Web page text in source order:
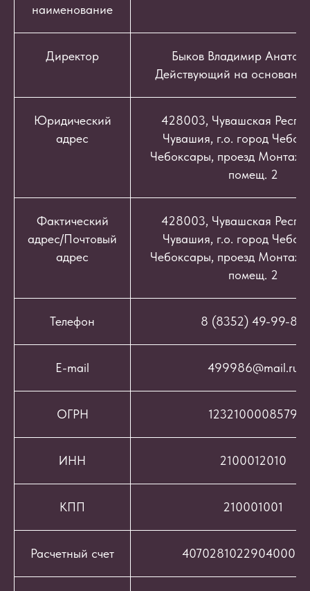
наименование
Директор
Быков Владимир
Действующий на
Юридический
адрес
428003, Чувашская
Чувашия, г.о. город
Чебоксары, проезд
помещ. 2
Фактический
адрес/Почтовый
адрес
428003, Чувашская
Чувашия, г.о. город
Чебоксары, проезд
помещ. 2
Телефон 8 (8352) 49-99-86
E-mail 499986@mail.ru
ОГРН 1232100008579
ИНН 2100012010
КПП 210001001
Расчетный счет